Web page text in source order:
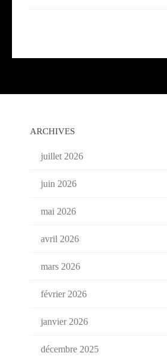
ARCHIVES
juillet 2026
juin 2026
mai 2026
avril 2026
mars 2026
février 2026
janvier 2026
décembre 2025